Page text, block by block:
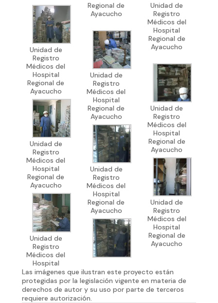
Unidad de
Registro
Médicos del
Hospital
Regional de
Ayacucho
Unidad de
Registro
Médicos del
Hospital
Regional de
Ayacucho
Unidad de
Registro
Médicos del
Hospital
Regional de
Ayacucho
Unidad de
Registro
Médicos del
Hospital
Regional de
Ayacucho
Unidad de
Registro
Médicos del
Hospital
Regional de
Ayacucho
Unidad de
Registro
Médicos del
Hospital
Regional de
Ayacucho
Unidad de
Registro
Médicos del
Hospital
Regional de
Ayacucho
Unidad de
Registro
Médicos del
Hospital
Regional de
Ayacucho
Las imágenes que ilustran este proyecto están
protegidas por la legislación vigente en materia de
derechos de autor y su uso por parte de terceros
requiere autorización.